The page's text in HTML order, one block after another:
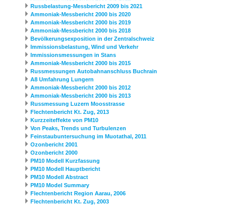
Russbelastung-Messbericht 2009 bis 2021
Ammoniak-Messbericht 2000 bis 2020
Ammoniak-Messbericht 2000 bis 2019
Ammoniak-Messbericht 2000 bis 2018
Bevölkerungsexposition in der Zentralschweiz
Immissionsbelastung, Wind und Verkehr
Immissionsmessungen in Stans
Ammoniak-Messbericht 2000 bis 2015
Russmessungen Autobahnanschluss Buchrain
A8 Umfahrung Lungern
Ammoniak-Messbericht 2000 bis 2012
Ammoniak-Messbericht 2000 bis 2013
Russmessung Luzern Moosstrasse
Flechtenbericht Kt. Zug, 2013
Kurzzeiteffekte von PM10
Von Peaks, Trends und Turbulenzen
Feinstaubuntersuchung im Muotathal, 2011
Ozonbericht 2001
Ozonbericht 2000
PM10 Modell Kurzfassung
PM10 Modell Hauptbericht
PM10 Modell Abstract
PM10 Model Summary
Flechtenbericht Region Aarau, 2006
Flechtenbericht Kt. Zug, 2003